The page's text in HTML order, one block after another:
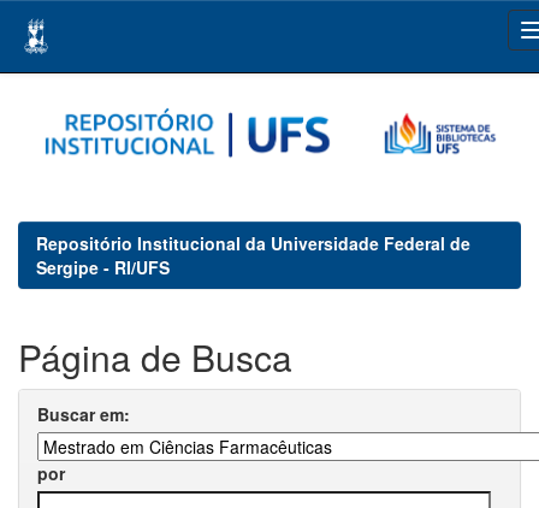
navigation
Repositório Institucional da Universidade Federal de
Sergipe - RI/UFS
Página de Busca
Buscar em:
por